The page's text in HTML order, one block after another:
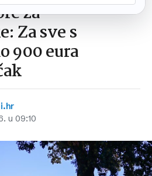
za
Za sve s
900 eura
u 09:10